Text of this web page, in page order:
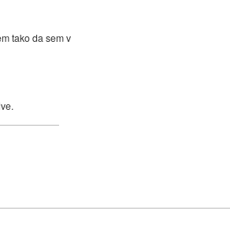
tako da sem v